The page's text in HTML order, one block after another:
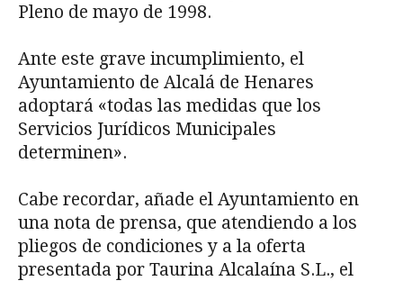
Pleno de mayo de 1998.
Ante este grave incumplimiento, el
Ayuntamiento de Alcalá de Henares
adoptará «todas las medidas que los
Servicios Jurídicos Municipales
determinen».
Cabe recordar, añade el Ayuntamiento en
una nota de prensa, que atendiendo a los
pliegos de condiciones y a la oferta
presentada por Taurina Alcalaína S.L., el